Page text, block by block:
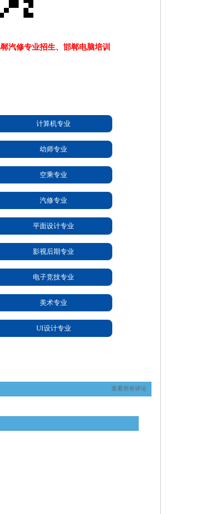
汽修专业招生、邯郸电脑培训
计算机专业
幼师专业
空乘专业
汽修专业
平面设计专业
影视后期专业
电子竞技专业
美术专业
UI设计专业
查看所有评论